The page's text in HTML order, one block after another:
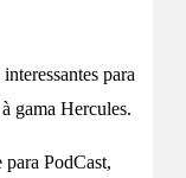
para
gama Hercules.
PodCast,